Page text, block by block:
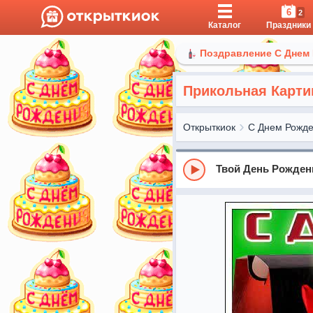
Каталог
6 2
Праздники
Поздравление С
Прикольная
Открыткиок С Днем
Твой День